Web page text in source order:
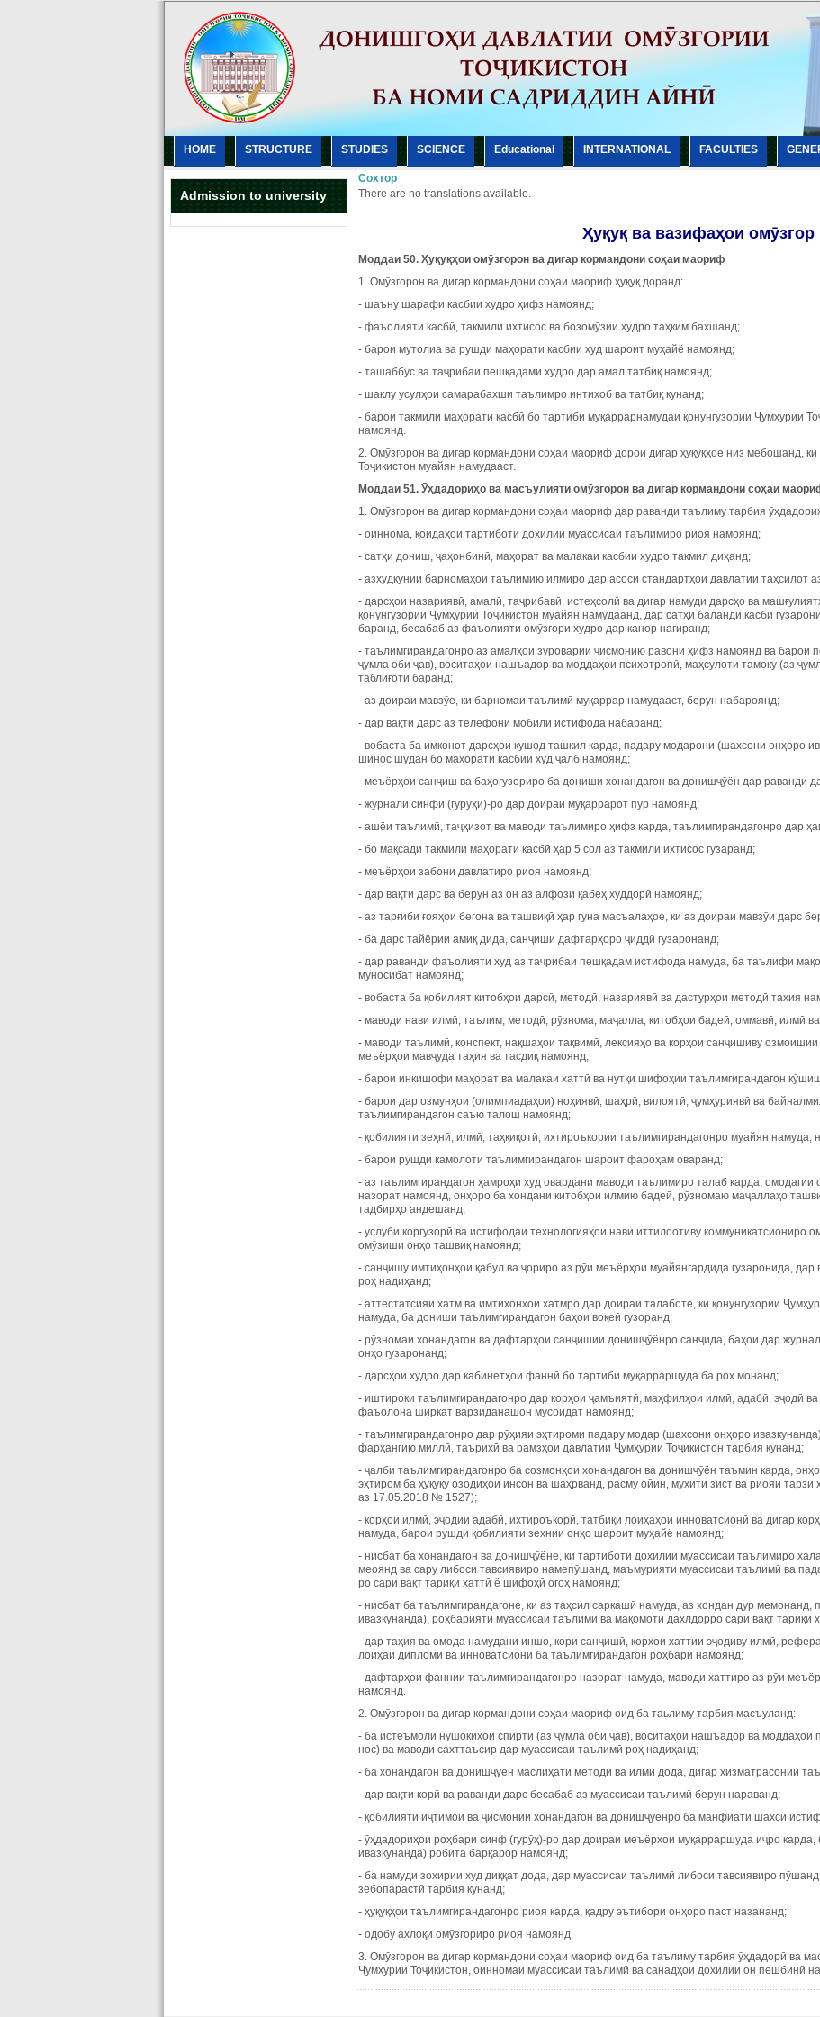
HOME STRUCTURE STUDIES SCIENCE Еducational INTERNATIONAL FACULTIES
Admission to university
Сохтор
There are no translations available.
Ҳуқуқ ва вазифаҳои омӯзгор
Моддаи 50. Ҳуқуқҳои омӯзгорон ва дигар кормандони соҳаи маориф
1. Омӯзгорон ва дигар кормандони соҳаи маориф ҳуқуқ доранд:
- шаъну шарафи касбии худро ҳифз намоянд;
- фаъолияти касбӣ, такмили ихтисос ва бозомӯзии худро таҳким бахшанд;
- барои мутолиа ва рушди маҳорати касбии худ шароит муҳайё намоянд;
- ташаббус ва таҷрибаи пешқадами худро дар амал татбиқ намоянд;
- шаклу усулҳои самарабахши таълимро интихоб ва татбиқ кунанд;
- барои такмили маҳорати касбӣ бо тартиби муқаррарнамудаи қонунгузории Ҷумҳурии
намоянд.
2. Омӯзгорон ва дигар кормандони соҳаи маориф дорои дигар ҳуқуқҳое низ мебошанд,
Тоҷикистон муайян намудааст.
Моддаи 51. Ӯҳдадориҳо ва масъулияти омӯзгорон ва дигар кормандони соҳаи
1. Омӯзгорон ва дигар кормандони соҳаи маориф дар раванди таълиму тарбия
- оиннома, қоидаҳои тартиботи дохилии муассисаи таълимиро риоя намоянд;
- сатҳи дониш, ҷаҳонбинӣ, маҳорат ва малакаи касбии худро такмил диҳанд;
- азхудкунии барномаҳои таълимию илмиро дар асоси стандартҳои давлатии таҳсилот
- дарсҳои назариявӣ, амалӣ, таҷрибавӣ, истеҳсолӣ ва дигар намуди дарсҳо ва
қонунгузории Ҷумҳурии Тоҷикистон муайян намудаанд, дар сатҳи баланди касбӣ
баранд, бесабаб аз фаъолияти омӯзгори худро дар канор нагиранд;
- таълимгирандагонро аз амалҳои зӯроварии ҷисмонию равони ҳифз намоянд ва барои
ҷумла оби ҷав), воситаҳои нашъадор ва моддаҳои психотропӣ, маҳсулоти тамоку (аз
таблиғотӣ баранд;
- аз доираи мавзӯе, ки барномаи таълимӣ муқаррар намудааст, берун набароянд;
- дар вақти дарс аз телефони мобилӣ истифода набаранд;
- вобаста ба имконот дарсҳои кушод ташкил карда, падару модарони (шахсони онҳоро
шинос шудан бо маҳорати касбии худ ҷалб намоянд;
- меъёрҳои санҷиш ва баҳогузориро ба дониши хонандагон ва донишҷӯён дар раванди
- журнали синфӣ (гурӯҳӣ)-ро дар доираи муқаррарот пур намоянд;
- ашёи таълимӣ, таҷҳизот ва маводи таълимиро ҳифз карда, таълимгирандагонро дар
- бо мақсади такмили маҳорати касбӣ ҳар 5 сол аз такмили ихтисос гузаранд;
- меъёрҳои забони давлатиро риоя намоянд;
- дар вақти дарс ва берун аз он аз алфози қабеҳ худдорӣ намоянд;
- аз тарғиби ғояҳои бегона ва ташвиқӣ ҳар гуна масъалаҳое, ки аз доираи мавзӯи дарс
- ба дарс тайёрии амиқ дида, санҷиши дафтарҳоро ҷиддӣ гузаронанд;
- дар раванди фаъолияти худ аз таҷрибаи пешқадам истифода намуда, ба таълифи
муносибат намоянд;
- вобаста ба қобилият китобҳои дарсӣ, методӣ, назариявӣ ва дастурҳои методӣ таҳия
- маводи нави илмӣ, таълим, методӣ, рӯзнома, маҷалла, китобҳои бадеӣ, оммавӣ, илмӣ
- маводи таълимӣ, конспект, нақшаҳои тақвимӣ, лексияҳо ва корҳои санҷишиву
меъёрҳои мавҷуда таҳия ва тасдиқ намоянд;
- барои инкишофи маҳорат ва малакаи хаттӣ ва нутқи шифоҳии таълимгирандагон
- барои дар озмунҳои (олимпиадаҳои) ноҳиявӣ, шаҳрӣ, вилоятӣ, ҷумҳуриявӣ ва
таълимгирандагон саъю талош намоянд;
- қобилияти зеҳнӣ, илмӣ, таҳқиқотӣ, ихтироъкории таълимгирандагонро муайян намуда,
- барои рушди камолоти таълимгирандагон шароит фароҳам оваранд;
- аз таълимгирандагон ҳамроҳи худ овардани маводи таълимиро талаб карда,
назорат намоянд, онҳоро ба хондани китобҳои илмию бадеӣ, рӯзномаю маҷаллаҳо
тадбирҳо андешанд;
- услуби коргузорӣ ва истифодаи технологияҳои нави иттилоотиву коммуникатсиониро
омӯзиши онҳо ташвиқ намоянд;
- санҷишу имтиҳонҳои қабул ва ҷориро аз рӯи меъёрҳои муайянгардида гузаронида, дар
роҳ надиҳанд;
- аттестатсияи хатм ва имтиҳонҳои хатмро дар доираи талаботе, ки қонунгузории
намуда, ба дониши таълимгирандагон баҳои воқеӣ гузоранд;
- рӯзномаи хонандагон ва дафтарҳои санҷишии донишҷӯёнро санҷида, баҳои дар
онҳо гузаронанд;
- дарсҳои худро дар кабинетҳои фаннӣ бо тартиби муқарраршуда ба роҳ монанд;
- иштироки таълимгирандагонро дар корҳои ҷамъиятӣ, маҳфилҳои илмӣ, адабӣ, эҷодӣ
фаъолона ширкат варзиданашон мусоидат намоянд;
- таълимгирандагонро дар рӯҳияи эҳтироми падару модар (шахсони онҳоро
фарҳангию миллӣ, таърихӣ ва рамзҳои давлатии Ҷумҳурии Тоҷикистон тарбия кунанд;
- ҷалби таълимгирандагонро ба созмонҳои хонандагон ва донишҷӯён таъмин карда,
эҳтиром ба ҳуқуқу озодиҳои инсон ва шаҳрванд, расму ойин, муҳити зист ва риояи
аз 17.05.2018 № 1527);
- корҳои илмӣ, эҷодии адабӣ, ихтироъкорӣ, татбиқи лоиҳаҳои инноватсионӣ ва дигар
намуда, барои рушди қобилияти зеҳнии онҳо шароит муҳайё намоянд;
- нисбат ба хонандагон ва донишҷӯёне, ки тартиботи дохилии муассисаи таълимиро
меоянд ва сару либоси тавсиявиро намепӯшанд, маъмурияти муассисаи таълимӣ ва
ро сари вақт тариқи хаттӣ ё шифоҳӣ огоҳ намоянд;
- нисбат ба таълимгирандагоне, ки аз таҳсил саркашӣ намуда, аз хондан дур
ивазкунанда), роҳбарияти муассисаи таълимӣ ва мақомоти дахлдорро сари вақт
- дар таҳия ва омода намудани иншо, кори санҷишӣ, корҳои хаттии эҷодиву илмӣ,
лоиҳаи дипломӣ ва инноватсионӣ ба таълимгирандагон роҳбарӣ намоянд;
- дафтарҳои фаннии таълимгирандагонро назорат намуда, маводи хаттиро аз рӯи
намоянд.
2. Омӯзгорон ва дигар кормандони соҳаи маориф оид ба таьлиму тарбия масъуланд:
- ба истеъмоли нӯшокиҳои спиртӣ (аз ҷумла оби ҷав), воситаҳои нашъадор ва моддаҳои
нос) ва маводи сахттаъсир дар муассисаи таълимӣ роҳ надиҳанд;
- ба хонандагон ва донишҷӯён маслиҳати методӣ ва илмӣ дода, дигар хизматрасонии
- дар вақти корӣ ва раванди дарс бесабаб аз муассисаи таълимӣ берун нараванд;
- қобилияти иҷтимоӣ ва ҷисмонии хонандагон ва донишҷӯёнро ба манфиати шахсӣ
- ӯҳдадориҳои роҳбари синф (гурӯҳ)-ро дар доираи меъёрҳои муқарраршуда иҷро
ивазкунанда) робита барқарор намоянд;
- ба намуди зоҳирии худ диққат дода, дар муассисаи таълимӣ либоси тавсиявиро
зебопарастӣ тарбия кунанд;
- ҳуқуқҳои таълимгирандагонро риоя карда, қадру эътибори онҳоро паст назананд;
- одобу ахлоқи омӯзгориро риоя намоянд.
3. Омӯзгорон ва дигар кормандони соҳаи маориф оид ба таълиму тарбия ӯҳдадорӣ ва
Ҷумҳурии Тоҷикистон, оинномаи муассисаи таълимӣ ва санадҳои дохилии он пешбинӣ